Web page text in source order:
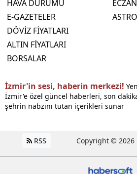
HAVA DURUMU
E-GAZETELER
DÖVİZ FİYATLARI
ALTIN FİYATLARI
BORSALAR
İzmir'in sesi, haberin merkezi!
İzmir'e özel güncel haberleri, son
şehrin nabzını tutan içerikleri sunar
RSS Copyright © 2026 .